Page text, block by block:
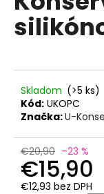
5
hviezdičiek.
Skladom (>5 ks)
Kód: UKOPC
Značka:U-
€20,90 –23 %
€15,90
€12,93 bez DPH
a
m
ZDRAVÁ
FĽAŠA
NÁHRADNÁ
ZÁTKA
FAREBNÁ
€1,30